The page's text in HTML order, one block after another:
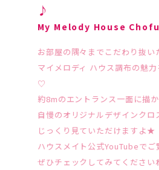
♪
My Melody House Chofu
お部屋の隅々までこだわり抜い
マイメロディ ハウス調布の魅
♡
約8mのエントランス一面に描
自慢のオリジナルデザインクロ
じっくり見ていただけますよ★
ハウスメイト公式YouTubeでご
ぜひチェックしてみてください